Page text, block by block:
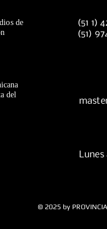
de
(51 1)
(51)
del
© 2025 by